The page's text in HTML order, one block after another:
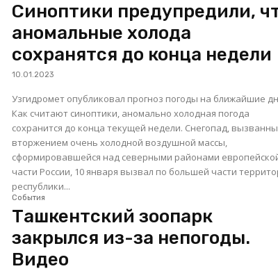
Синоптики предупредили,
аномальные холода
сохранятся до конца недели
10.01.2023
Узгидромет опубликовал прогноз погоды на ближайшие
Как считают синоптики, аномально холодная погода
сохранится до конца текущей недели. Снегопад, вызванный
вторжением очень холодной воздушной массы,
сформировавшейся над северными районами
части России, 10 января вызвал по большей части
республики...
События
Ташкентский зоопарк
закрылся из-за непогоды.
Видео